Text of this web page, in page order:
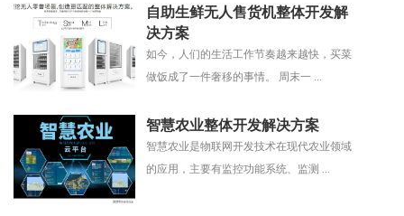
自助生鲜无人售货机整体开发解
决方案
如今，人们的生活工作节奏越来越快，买菜
做饭成了一件奢移的事情。 周末一 ...
智慧农业整体开发解决方案
智慧农业是物联网开发技术在现代农业领域
的应用，主要有监控功能系统、监测 ...